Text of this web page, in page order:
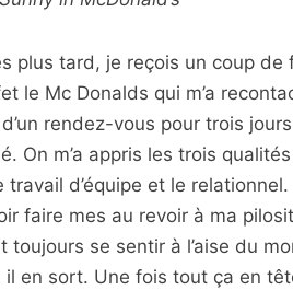
plus tard, je reçois un coup de
le Mc Donalds qui m’a
rendez-vous pour trois
On m’a appris les trois
travail d’équipe et le
faire mes au revoir à ma
toujours se sentir à l’aise du
en sort. Une fois tout ça en